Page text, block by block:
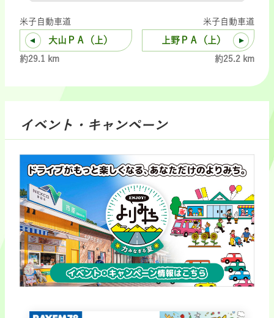
米子自動車道
大山ＰＡ（上）
約29.1 km
米子自動車道
上野ＰＡ（上）
約25.2 km
イベント・キャンペーン